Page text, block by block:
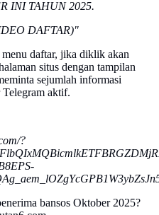
INI TAHUN 2025.
DAFTAR)"
menu daftar, jika diklik akan
situs dengan tampilan
sejumlah informasi
aktif.
?
bansos Oktober 2025?